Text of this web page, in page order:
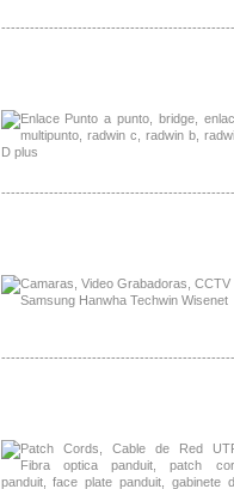
-------------------------------------------------
-------------------------------------------------
-------------------------------------------------